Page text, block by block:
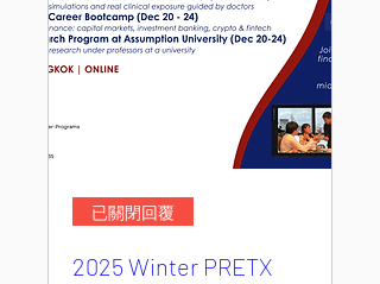
已關閉回覆
2025 Winter PRETX